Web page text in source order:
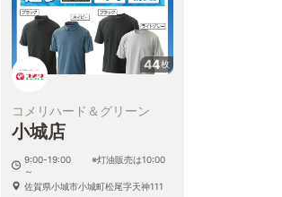
44枚
コメリハード＆グリーン
小城店
9:00-19:00 ※灯油販売は10:00
～
佐賀県小城市小城町松尾字天神111